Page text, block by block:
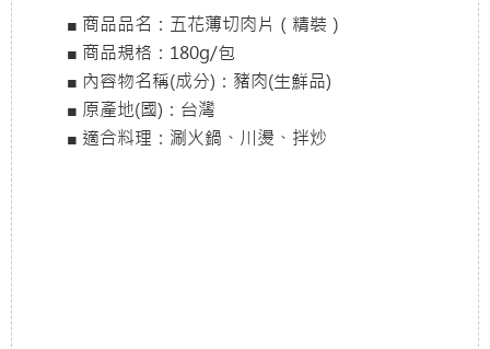
■ 商品品名：五花薄切肉片（精裝）
■ 商品規格：180g/包
■ 內容物名稱(成分)：豬肉(生鮮品)
■ 原產地(國)：台灣
■ 適合料理：涮火鍋、川燙、拌炒